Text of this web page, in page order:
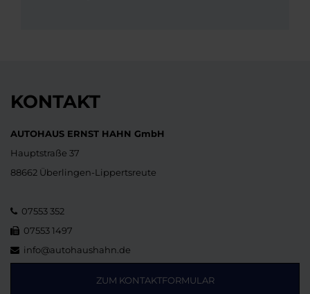
KONTAKT
AUTOHAUS ERNST HAHN GmbH
Hauptstraße 37
88662 Überlingen-Lippertsreute
07553 352
07553 1497
info@autohaushahn.de
ZUM KONTAKTFORMULAR